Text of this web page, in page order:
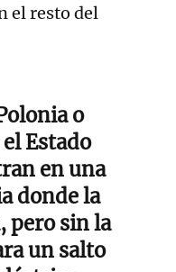
el resto del
o
Estado
en una
donde la
pero sin la
un salto